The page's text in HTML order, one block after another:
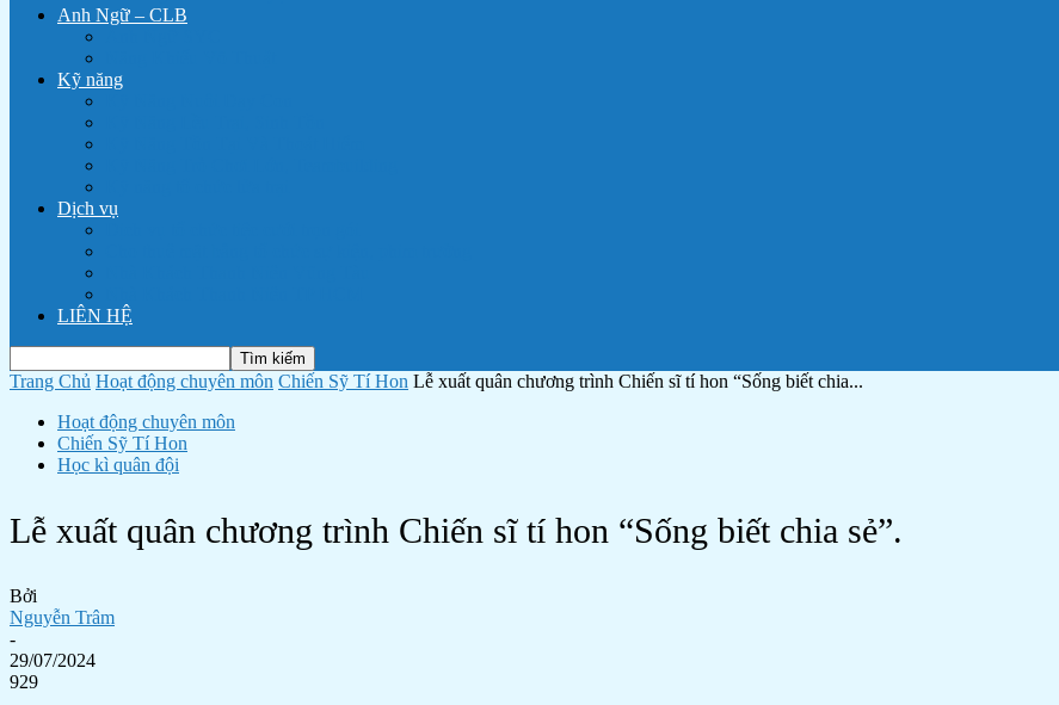
Anh Ngữ – CLB
Kỹ năng
Dịch vụ
LIÊN HỆ
Trang Chủ Hoạt động chuyên môn Chiến Sỹ Tí Hon Lễ xuất quân chương trình Chiến sĩ tí hon “Sống biết chia...
Hoạt động chuyên môn
Chiến Sỹ Tí Hon
Học kì quân đội
Lễ xuất quân chương trình Chiến sĩ tí hon “Sống biết chia sẻ”.
Bởi
Nguyễn Trâm
-
29/07/2024
929